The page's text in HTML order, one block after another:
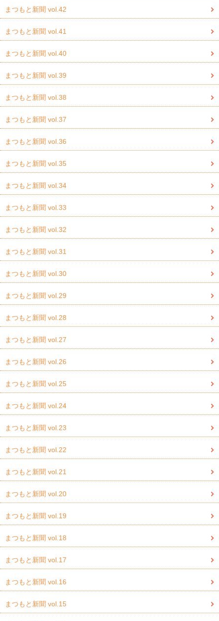
まつもと新聞 vol.42
まつもと新聞 vol.41
まつもと新聞 vol.40
まつもと新聞 vol.39
まつもと新聞 vol.38
まつもと新聞 vol.37
まつもと新聞 vol.36
まつもと新聞 vol.35
まつもと新聞 vol.34
まつもと新聞 vol.33
まつもと新聞 vol.32
まつもと新聞 vol.31
まつもと新聞 vol.30
まつもと新聞 vol.29
まつもと新聞 vol.28
まつもと新聞 vol.27
まつもと新聞 vol.26
まつもと新聞 vol.25
まつもと新聞 vol.24
まつもと新聞 vol.23
まつもと新聞 vol.22
まつもと新聞 vol.21
まつもと新聞 vol.20
まつもと新聞 vol.19
まつもと新聞 vol.18
まつもと新聞 vol.17
まつもと新聞 vol.16
まつもと新聞 vol.15